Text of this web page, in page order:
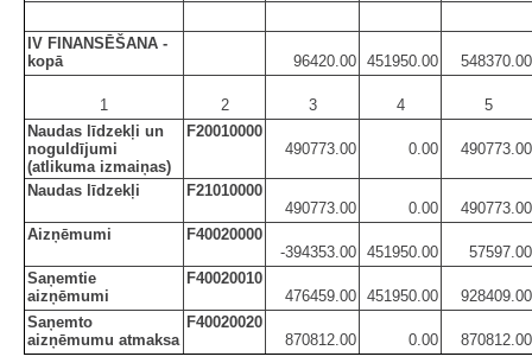
IV FINANSĒŠANA -
kopā
96420.00 451950.00 548370.00
1 2 3 4
5
Naudas līdzekļi un
noguldījumi
(atlikuma izmaiņas)
F20010000
490773.00
0.00 490773.00
Naudas līdzekļi
F21010000
490773.00
0.00
490773.00
Aizņēmumi
F40020000
-394353.00 451950.00
57597.00
Saņemtie
aizņēmumi
F40020010
476459.00 451950.00
928409.00
Saņemto
aizņēmumu atmaksa
F40020020
870812.00
0.00 870812.00